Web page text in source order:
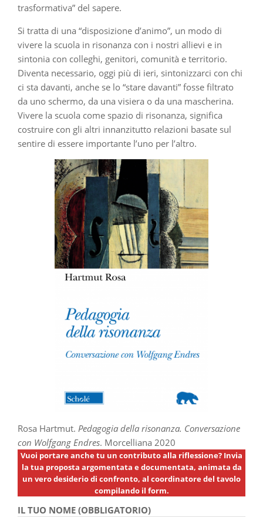
trasformativa” del sapere.
Si tratta di una “disposizione d’animo”, un modo di
vivere la scuola in risonanza con i nostri allievi e in
sintonia con colleghi, genitori, comunità e territorio.
Diventa necessario, oggi più di ieri, sintonizzarci con chi
ci sta davanti, anche se lo “stare davanti” fosse filtrato
da uno schermo, da una visiera o da una mascherina.
Vivere la scuola come spazio di risonanza, significa
costruire con gli altri innanzitutto relazioni basate sul
sentire di essere importante l’uno per l’altro.
Rosa Hartmut. Pedagogia della risonanza. Conversazione
con Wolfgang Endres. Morcelliana 2020
Vuoi portare anche tu un contributo alla riflessione? Invia
la tua proposta argomentata e documentata, animata da
un vero desiderio di confronto, al coordinatore del tavolo
compilando il form.
IL TUO NOME (OBBLIGATORIO)